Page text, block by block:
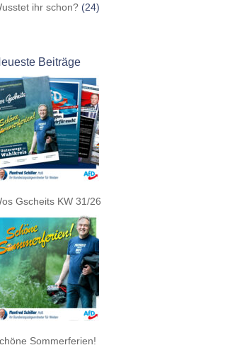
ihr schon? (24)
Beiträge
Gscheits KW 31/26
Sommerferien!